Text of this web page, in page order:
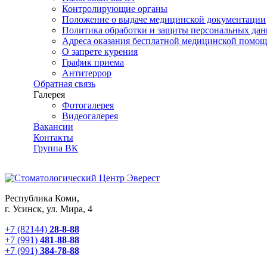
Контролирующие органы
Положение о выдаче медицинской документации
Политика обработки и защиты персональных
Адреса оказания бесплатной медицинской
О запрете курения
График приема
Антитеррор
Обратная связь
Галерея
Фотогалерея
Видеогалерея
Вакансии
Контакты
Группа ВК
Республика Коми,
г. Усинск, ул. Мира, 4
+7 (82144) 28-8-88
+7 (991) 481-88-88
+7 (991) 384-78-88